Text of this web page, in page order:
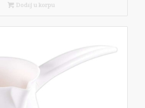
Dodaj u korpu